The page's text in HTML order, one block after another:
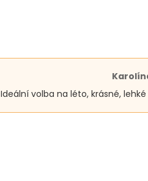
je
5
Ideální volba na léto, krásné,